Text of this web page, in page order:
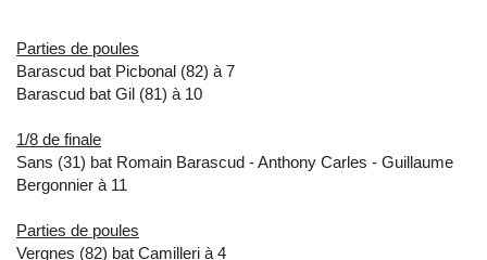
Parties de poules
Barascud bat Picbonal (82) à 7
Barascud bat Gil (81) à 10
1/8 de finale
Sans (31) bat Romain Barascud - Anthony Carles - Guillaume
Bergonnier à 11
Parties de poules
Vergnes (82) bat Camilleri à 4